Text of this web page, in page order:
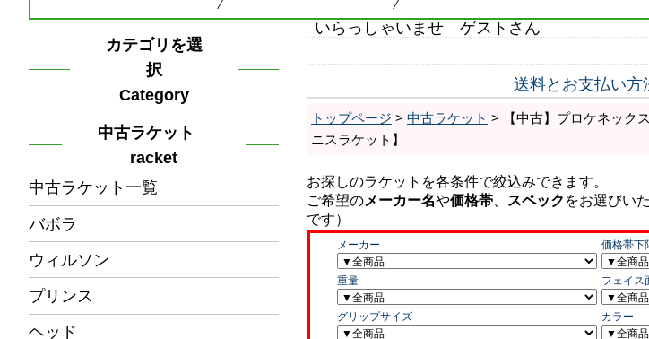
カテゴリを選
択
Category
中古ラケット
racket
中古ラケット一覧
バボラ
ウィルソン
プリンス
ヘッド
いらっしゃいませ ゲストさん
送料とお支払い方
トップページ > 中古ラケット > 【中古】プロケネック
ニスラケット】